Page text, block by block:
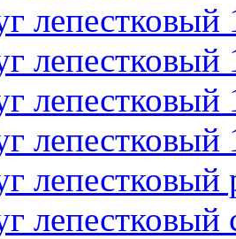
лепестковый
лепестковый